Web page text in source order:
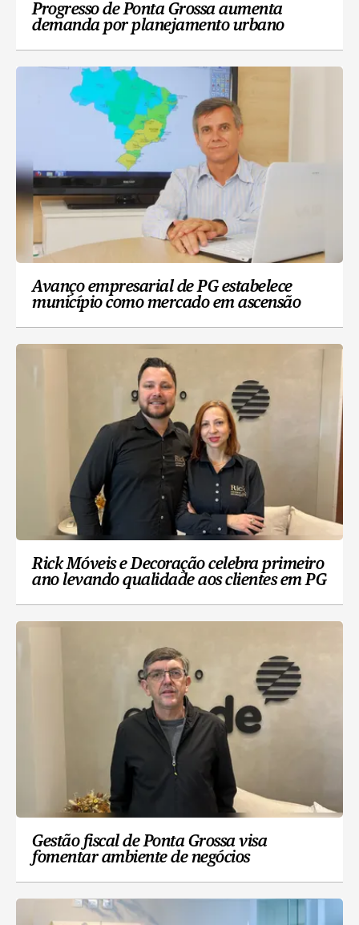
Progresso de Ponta Grossa aumenta
demanda por planejamento urbano
Avanço empresarial de PG estabelece
município como mercado em ascensão
Rick Móveis e Decoração celebra primeiro
ano levando qualidade aos clientes em PG
Gestão fiscal de Ponta Grossa visa
fomentar ambiente de negócios